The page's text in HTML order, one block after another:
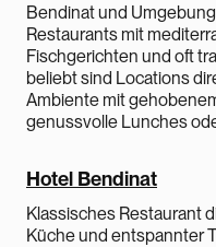
Bendinat und
Restaurants mit
Fischgerichten und oft
beliebt sind Locations
Ambiente mit
genussvolle Lunches
Hotel Bendinat
Klassisches Restaurant
Küche und entspannter